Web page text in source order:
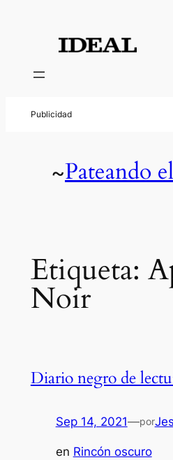
contenido
~Pateando
Etiqueta:
Noir
Diario negro de
Sep 14, 2021—por
en Rincón oscuro